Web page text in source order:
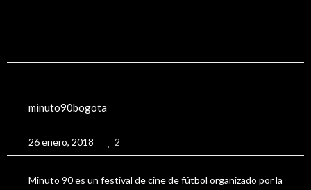
minuto90bogota
26 enero, 2018 2
Minuto 90 es un festival de cine de fútbol organizado por la